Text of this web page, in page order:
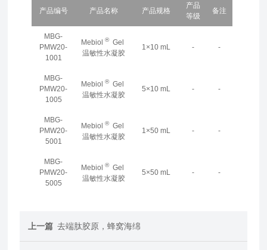
产品编号 产品名称 产品规格
产品
等级
备注
MBG-
PMW20-
1001
Mebiol ® Gel
温敏性水凝胶
1×10 mL - -
MBG-
PMW20-
1005
Mebiol ® Gel
温敏性水凝胶
5×10 mL - -
MBG-
PMW20-
5001
Mebiol ® Gel
温敏性水凝胶
1×50 mL - -
MBG-
PMW20-
5005
Mebiol ® Gel
温敏性水凝胶
5×50 mL - -
上一篇 去端肽胶原，蜂窝海绵